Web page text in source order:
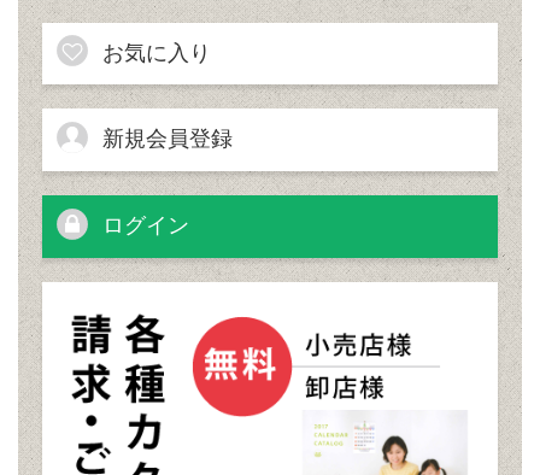
お気に入り
新規会員登録
ログイン